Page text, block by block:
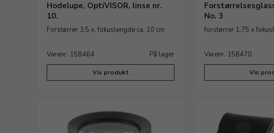
Hodelupe, OptiVISOR, linse nr.
10.
Forstørrer 3,5 x, fokuslengde ca. 10 cm
Varenr. 158464 På lager
Vis produkt
No. 3
forstørrer 1,75 x
Varenr. 158470
Vis